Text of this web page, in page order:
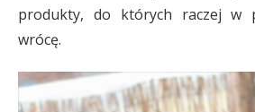
produkty, do których raczej w
wrócę.